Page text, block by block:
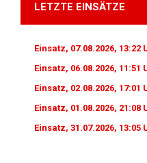
LETZTE EINSÄTZE
Einsatz, 07.08.2026, 13:22
Einsatz, 06.08.2026, 11:51
Einsatz, 02.08.2026, 17:01
Einsatz, 01.08.2026,
Einsatz, 31.07.2026,